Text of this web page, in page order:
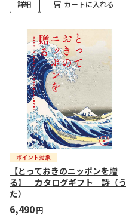
詳細 カートに入れる
【とっておきのニッポンを贈
る】 カタログギフト 詩（う
た）
6,490円